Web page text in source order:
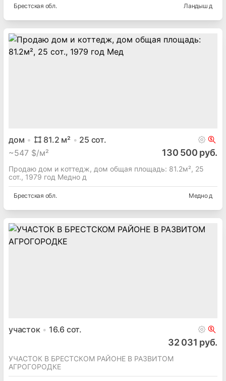
Брестская обл. Ландыш д
дом 81.2 м² 25 сот.
~547 $/м² 130 500 руб.
Продаю дом и коттедж, дом общая площадь: 81.2м², 25
сот., 1979 год Медно д
Брестская обл. Медно д
участок 16.6 сот.
32 031 руб.
УЧАСТОК В БРЕСТСКОМ РАЙОНЕ В РАЗВИТОМ
АГРОГОРОДКЕ